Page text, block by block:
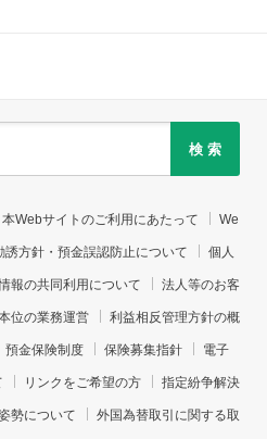
検 索
本Webサイトのご利用にあたって We
誘方針・預金誤認防止について 個人
報の共同利用について 法人等のお客
位の業務運営 利益相反管理方針の概
預金保険制度 保険募集指針 電子
リンクをご希望の方 指定紛争解決
勢について 外国為替取引に関する取